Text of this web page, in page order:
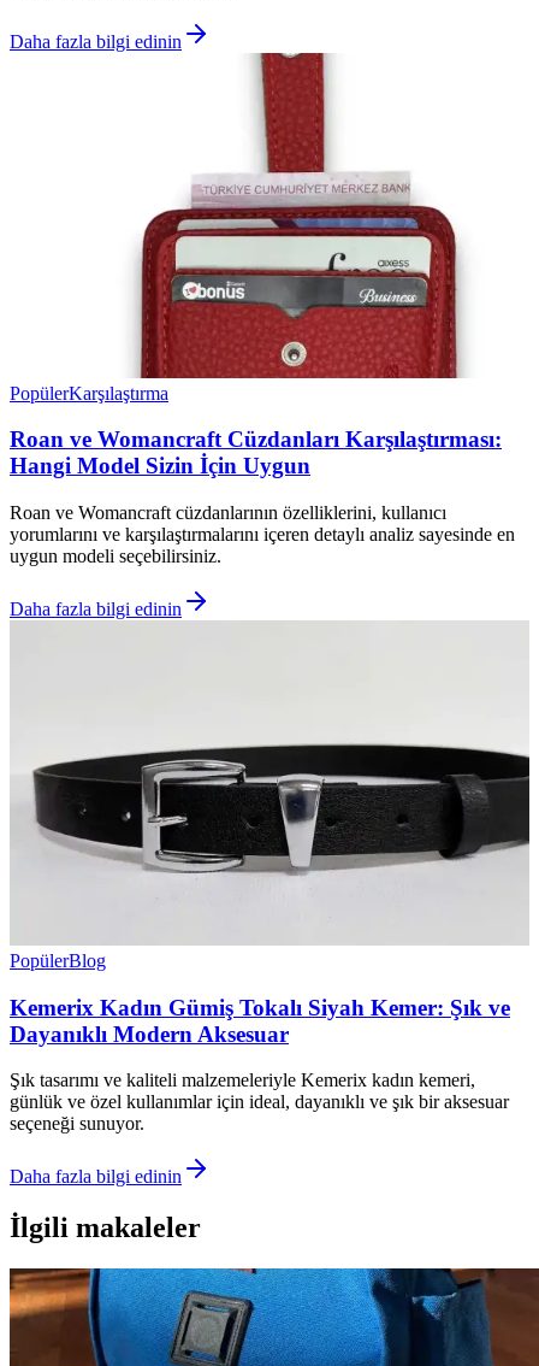
Daha fazla bilgi edinin
PopülerKarşılaştırma
Roan ve Womancraft Cüzdanları Karşılaştırması:
Hangi Model Sizin İçin Uygun
Roan ve Womancraft cüzdanlarının özelliklerini, kullanıcı
yorumlarını ve karşılaştırmalarını içeren detaylı analiz sayesinde en
uygun modeli seçebilirsiniz.
Daha fazla bilgi edinin
PopülerBlog
Kemerix Kadın Gümiş Tokalı Siyah Kemer: Şık ve
Dayanıklı Modern Aksesuar
Şık tasarımı ve kaliteli malzemeleriyle Kemerix kadın kemeri,
günlük ve özel kullanımlar için ideal, dayanıklı ve şık bir aksesuar
seçeneği sunuyor.
Daha fazla bilgi edinin
İlgili makaleler